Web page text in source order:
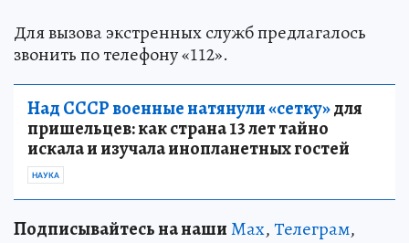
Для вызова экстренных служб предлагалось
звонить по телефону «112».
Над СССР военные натянули «сетку»для
пришельцев: как страна 13 лет тайно
искала и изучала инопланетных гостей
НАУКА
Подписывайтесь на нашиMax,Телеграм,